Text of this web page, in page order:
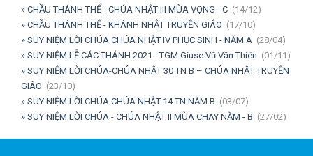
» CHẦU THÁNH THỂ - CHÚA NHẬT III MÙA VỌNG - C (14/12)
» CHẦU THÁNH THỂ - KHÁNH NHẬT TRUYỀN GIÁO (17/10)
» SUY NIỆM LỜI CHÚA CHÚA NHẬT IV PHỤC SINH - NĂM A (28/04)
» SUY NIỆM LỄ CÁC THÁNH 2021 - TGM Giuse Vũ Văn Thiên (01/11)
» SUY NIỆM LỜI CHÚA-CHÚA NHẬT 30 TN B – CHÚA NHẬT TRUYỀN
GIÁO (23/10)
» SUY NIỆM LỜI CHÚA CHÚA NHẬT 14 TN NĂM B (03/07)
» SUY NIỆM LỜI CHÚA - CHÚA NHẬT II MÙA CHAY NĂM - B (27/02)